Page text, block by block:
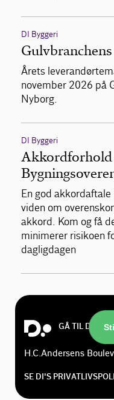
DI Byggeri
Årets
november 2026 på
Nyborg.
DI Byggeri
En god
viden om
akkord. Kom og få
minimerer risikoen
dagligdagen
GÅ TIL DI.DK
H.C.Andersens
SE DI'S